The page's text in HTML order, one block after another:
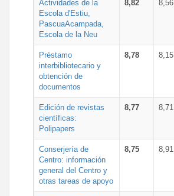
Actividades de la
Escola d'Estiu,
PascuaAcampada,
Escola de la Neu
8,82 8,56
Préstamo
interbibliotecario y
obtención de
documentos
8,78 8,15
Edición de revistas
científicas:
Polipapers
8,77 8,71
Conserjería de
Centro: información
general del Centro y
otras tareas de apoyo
8,75 8,91